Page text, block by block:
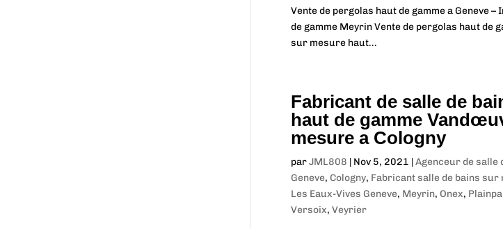
Vente de pergolas haut de gamme a Geneve
de gamme Meyrin Vente de pergolas haut de
sur mesure haut...
Fabricant de salle de
haut de gamme
mesure a Cologny
parJML808 | Nov 5, 2021 |Agenceur de salle
Geneve, Cologny, Fabricant salle de bains sur
Les Eaux-Vives Geneve, Meyrin, Onex,
Versoix, Veyrier